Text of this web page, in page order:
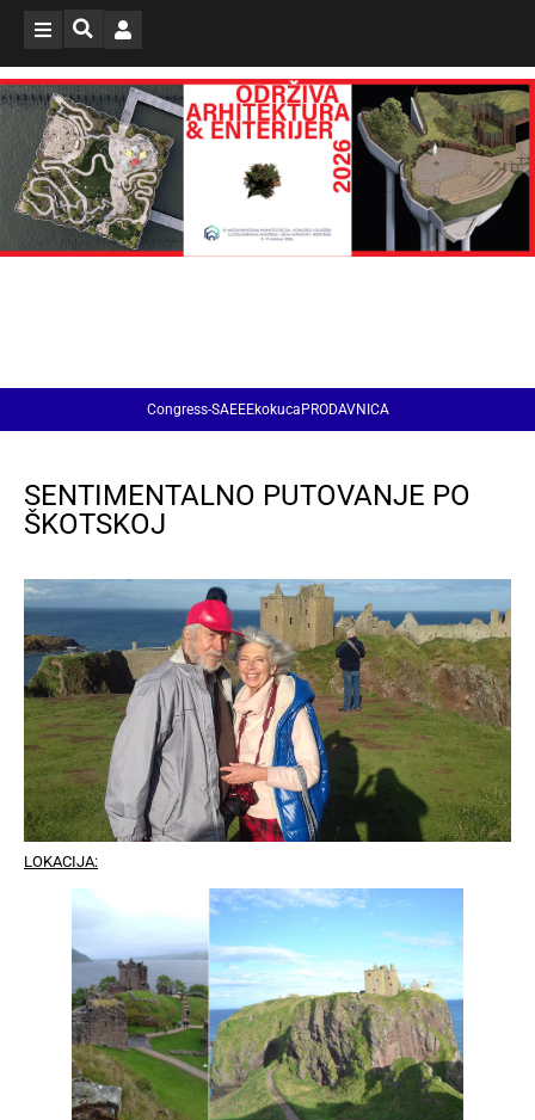
Congress-SAEEEkokucaPRODAVNICA
SENTIMENTALNO PUTOVANJE PO
ŠKOTSKOJ
LOKACIJA: